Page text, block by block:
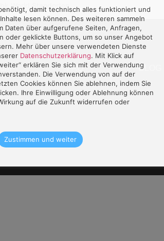
World Standorten.
FAQ BLOG
damit technisch alles funktioniert und
lesen können. Des weiteren sammeln
Daten über aufgerufene Seiten, Anfragen,
oder geklickte Buttons, um so unser Angebot
Mehr über unsere verwendeten Dienste
Datenschutzerklärung. Mit Klick auf
erklären Sie sich mit der Verwendung
Die Verwendung von auf der
Cookies können Sie ablehnen, indem Sie
Ihre Einwilligung oder Ablehnung können
auf die Zukunft widerrufen oder
Zustimmen und weiter